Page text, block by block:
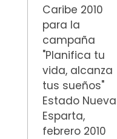
Caribe 2010
para la
campaña
"Planifica tu
vida, alcanza
tus sueños"
Estado Nueva
Esparta,
febrero 2010